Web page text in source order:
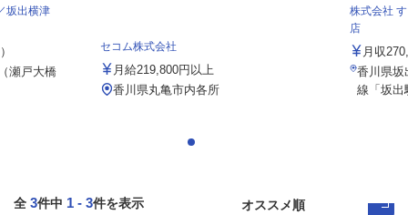
坂出横津
瀬戸大橋
セコム株式会社
月給219,800円以上
香川県丸亀市内各所
株式会社
店
月収
香川県坂
線「坂出
全 3件中 1 - 3件を表示